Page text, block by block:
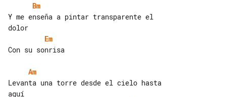
Bm
Y me enseña a pintar transparente el
Em
Con su sonrisa
Am
Levanta una torre desde el cielo hasta